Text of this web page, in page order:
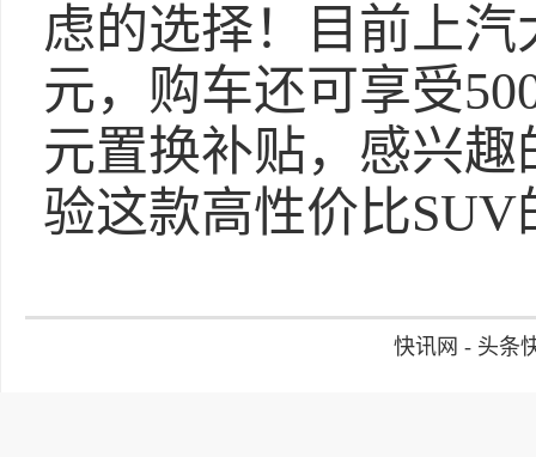
虑的选择！目前上汽
元，购车还可享受
元置换补贴，感兴
验这款高性价比SUV
快讯网 - 头条